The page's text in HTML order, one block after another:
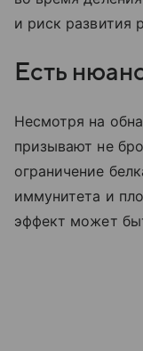
и риск развития
Есть
Несмотря на
призывают не
ограничение
иммунитета и
эффект может